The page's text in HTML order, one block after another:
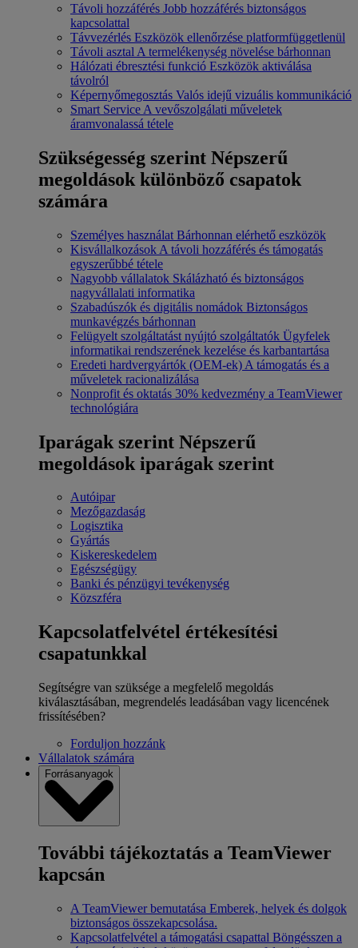
Távoli hozzáférés Jobb hozzáférés biztonságos
kapcsolattal
Távvezérlés Eszközök ellenőrzése platformfüggetlenül
Távoli asztal A termelékenység növelése bárhonnan
Hálózati ébresztési funkció Eszközök aktiválása
távolról
Képernyőmegosztás Valós idejű vizuális kommunikáció
Smart Service A vevőszolgálati műveletek
áramvonalassá tétele
Szükségesség szerint Népszerű
megoldások különböző csapatok
számára
Személyes használat Bárhonnan elérhető eszközök
Kisvállalkozások A távoli hozzáférés és támogatás
egyszerűbbé tétele
Nagyobb vállalatok Skálázható és biztonságos
nagyvállalati informatika
Szabadúszók és digitális nomádok Biztonságos
munkavégzés bárhonnan
Felügyelt szolgáltatást nyújtó szolgáltatók Ügyfelek
informatikai rendszerének kezelése és karbantartása
Eredeti hardvergyártók (OEM-ek) A támogatás és a
műveletek racionalizálása
Nonprofit és oktatás 30% kedvezmény a TeamViewer
technológiára
Iparágak szerint Népszerű
megoldások iparágak szerint
Autóipar
Mezőgazdaság
Logisztika
Gyártás
Kiskereskedelem
Egészségügy
Banki és pénzügyi tevékenység
Közszféra
Kapcsolatfelvétel értékesítési
csapatunkkal
Segítségre van szüksége a megfelelő megoldás
kiválasztásában, megrendelés leadásában vagy licencének
frissítésében?
Forduljon hozzánk
Vállalatok számára
Forrásanyagok
További tájékoztatás a TeamViewer
kapcsán
A TeamViewer bemutatása Emberek, helyek és dolgok
biztonságos összekapcsolása.
Kapcsolatfelvétel a támogatási csapattal Böngésszen a